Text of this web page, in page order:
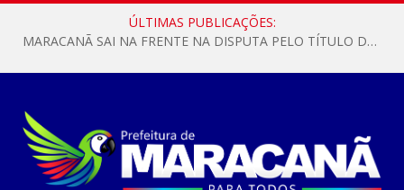
ÚLTIMAS PUBLICAÇÕES:
MARACANÃ SAI NA FRENTE NA DISPUTA PELO TÍTULO DA COPA PARÁ SUB-17!